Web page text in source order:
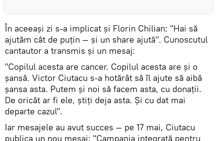
În aceeași zi s-a implicat și Florin Chilian: "Hai să
ajutăm cât de puțin — și un share ajută". Cunoscutul
cantautor a transmis și un mesaj:
"Copilul acesta are cancer. Copilul acesta are și o
șansă. Victor Ciutacu s-a hotărât să îl ajute să aibă
șansa asta. Putem și noi să facem asta, cu donații.
De oricât ar fi ele, știți deja asta. Și cu dat mai
departe cazul".
Iar mesajele au avut succes — pe 17 mai, Ciutacu
publica un nou mesaj: "Campania integrată pentru